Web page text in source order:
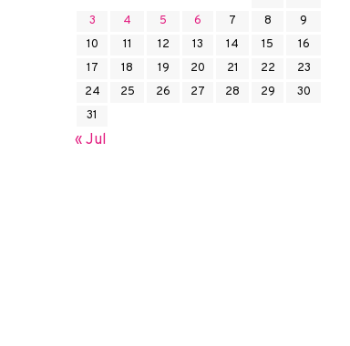
3
4 5 6 7 8
9
10
11 12 13 14 15
16
17
18 19 20 21 22
23
24
25 26 27 28 29
30
31
« Jul